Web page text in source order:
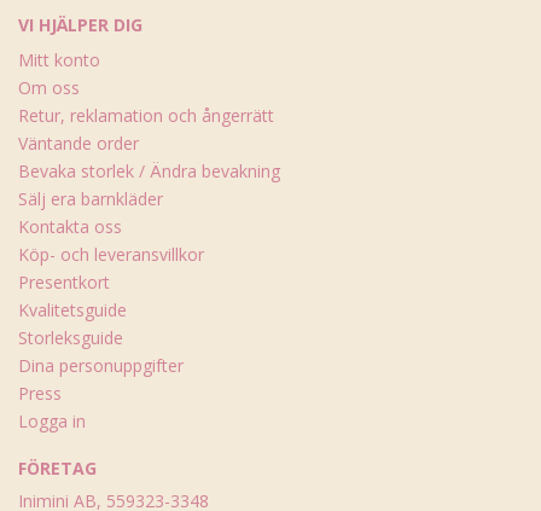
VI HJÄLPER DIG
Mitt konto
Om oss
Retur, reklamation och ångerrätt
Väntande order
Bevaka storlek / Ändra bevakning
Sälj era barnkläder
Kontakta oss
Köp- och leveransvillkor
Presentkort
Kvalitetsguide
Storleksguide
Dina personuppgifter
Press
Logga in
FÖRETAG
Inimini AB, 559323-3348